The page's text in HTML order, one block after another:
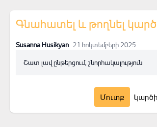
Գնահատել և թողնել
Susanna Husikyan 21 հոկտեմբերի 2025
Շատ լավ ընթերցում, շնորհակալություն
Մուտք